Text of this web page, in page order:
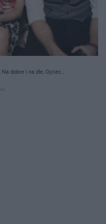
dobre i na złe, Ojciec